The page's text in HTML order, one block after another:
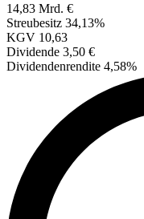
14,83 Mrd. €
Streubesitz 34,13%
KGV 10,63
Dividende 3,50 €
Dividendenrendite 4,58%